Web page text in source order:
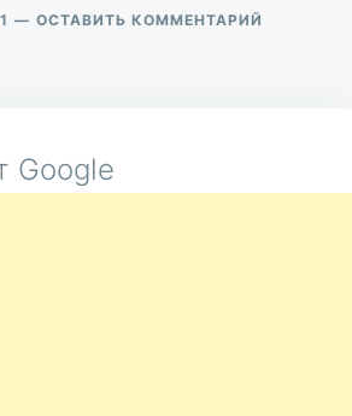
ОСТАВИТЬ КОММЕНТАРИЙ
Google